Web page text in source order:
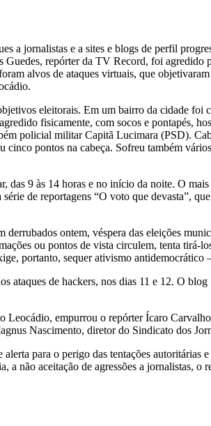
a jornalistas e a sites e blogs de perfil
repórter da TV Record, foi agredido
alvos de ataques virtuais, que
eleitorais. Em um bairro da cidade
fisicamente, com socos e pontapés,
policial militar Capitã Lucimara (PSD).
pontos na cabeça. Sofreu também
9 às 14 horas e no início da noite. O
de reportagens “O voto que devasta”,
ontem, véspera das eleições
ou pontos de vista circulem, tenta tirá-
portanto, sequer ativismo antidemocrático
de hackers, nos dias 11 e 12. O blog
empurrou o repórter Ícaro
Nascimento, diretor do Sindicato dos
para o perigo das tentações
não aceitação de agressões a jornalistas,